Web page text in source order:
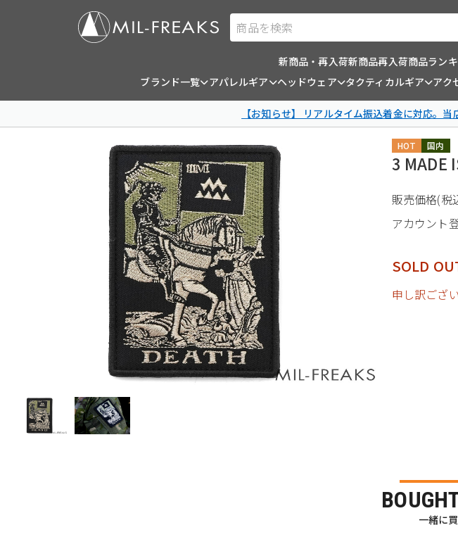
商品を検索
新商品・再入荷新商品再入荷商品ラン
ブランド一覧
アパレルギア ヘッドウェア タクティカルギア アク
【お知らせ】 リアルタイム振込着金に対応。
国内
HOT
3 MADE
販売価格(税
アカウント
SOLD
申し訳ござ
一緒に